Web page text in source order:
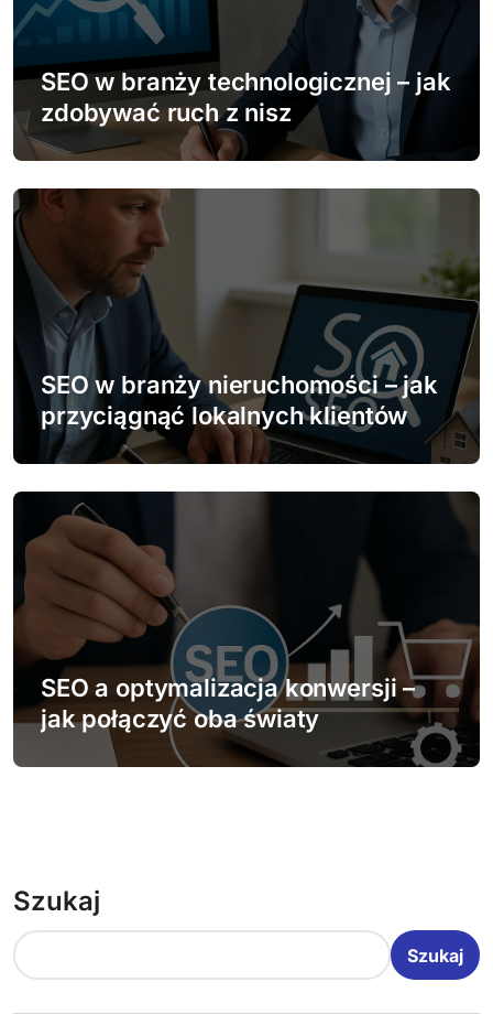
a
w
p
i
s
u
SEO w branży technologicznej – jak
zdobywać ruch z nisz
SEO w branży nieruchomości – jak
przyciągnąć lokalnych klientów
SEO a optymalizacja konwersji –
jak połączyć oba światy
Szukaj
Szukaj